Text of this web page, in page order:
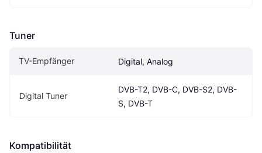
Tuner
TV-Empfänger Digital, Analog
Digital Tuner
DVB-T2, DVB-C, DVB-S2, DVB-
S, DVB-T
Kompatibilität